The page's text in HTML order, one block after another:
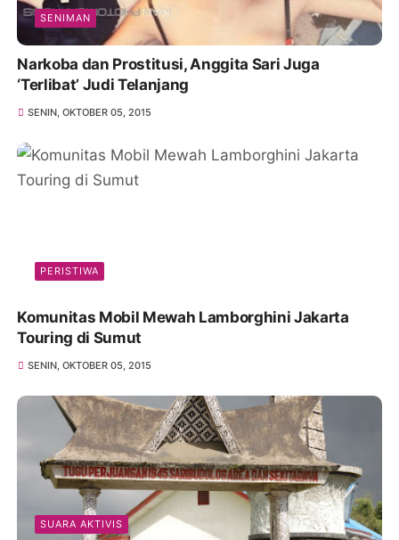
SENIMAN
Narkoba dan Prostitusi, Anggita Sari Juga
‘Terlibat’ Judi Telanjang
SENIN, OKTOBER 05, 2015
PERISTIWA
Komunitas Mobil Mewah Lamborghini Jakarta
Touring di Sumut
SENIN, OKTOBER 05, 2015
SUARA AKTIVIS